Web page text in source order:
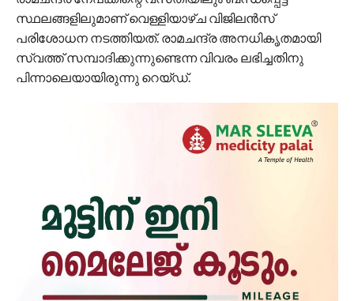
സ്ഥലങ്ങളിലുമാണ് വെള്ളിയാഴ്ച വിജിലന്‍സ്
പരിശോധന നടത്തിയത്. രാമചന്ദ്ര അനധികൃതമായി
സ്വത്ത് സമ്പാദിക്കുന്നുണ്ടെന്ന വിവരം ലഭിച്ചതിനു
പിന്നാലെയായിരുന്നു റെയ്ഡ്.